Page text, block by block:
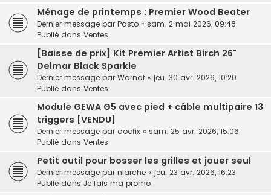
Ménage de printemps : Premier Wood Beater
Dernier message par Pasto « sam. 2 mai 2026, 09:48
Publié dans Ventes
[Baisse de prix] Kit Premier Artist Birch 26"
Delmar Black Sparkle
Dernier message par Warndt « jeu. 30 avr. 2026, 10:20
Publié dans Ventes
Module GEWA G5 avec pied + câble multipaire 13
triggers [VENDU]
Dernier message par docfix « sam. 25 avr. 2026, 15:06
Publié dans Ventes
Petit outil pour bosser les grilles et jouer seul
Dernier message par nlarche « jeu. 23 avr. 2026, 16:23
Publié dans Je fais ma promo